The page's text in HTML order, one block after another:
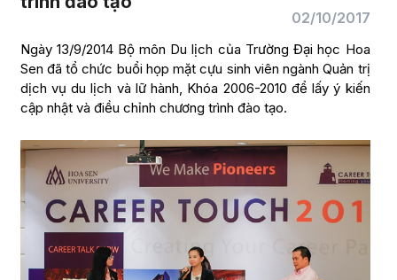
02/10/2017
Ngày 13/9/2014 Bộ môn Du lịch của Trường Đại học Hoa
Sen đã tổ chức buổi họp mặt cựu sinh viên ngành Quản trị
dịch vụ du lịch và lữ hành, Khóa 2006-2010 để lấy ý kiến
cập nhật và điều chỉnh chương trình đào tạo.